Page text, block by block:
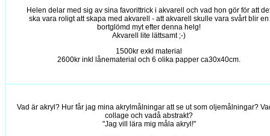
Helen delar med sig av sina favorittrick i akvarell och vad hon gör för att
ska vara roligt att skapa med akvarell - att akvarell skulle vara svårt blir en
bortglömd myt efter denna helg!
Akvarell lite lättsamt ;-)
1500kr exkl material
2600kr inkl lånematerial och 6 olika papper ca30x40cm.
Vad är akryl? Hur får jag mina akrylmålningar att se ut som oljemålningar?
collage och vadå abstrakt?
"Jag vill lära mig måla akryl!"